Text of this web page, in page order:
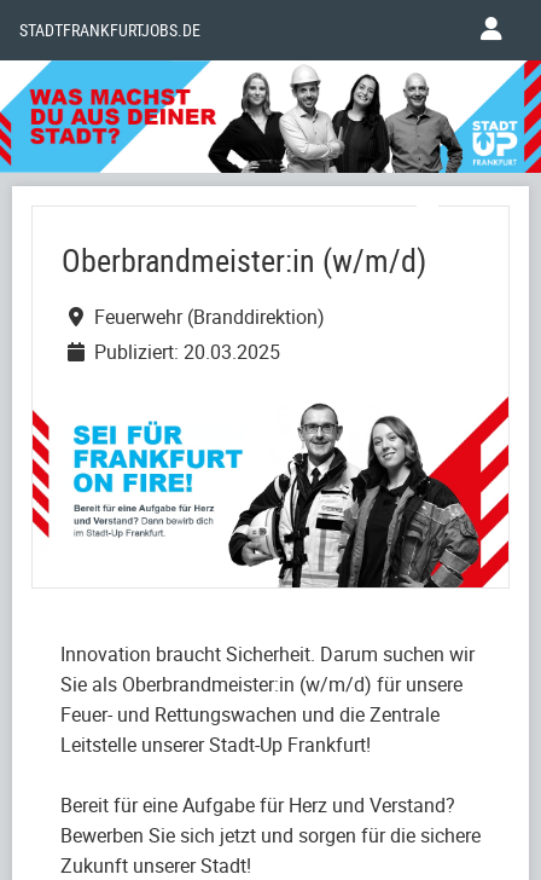
STADTFRANKFURTJOBS.DE
Oberbrandmeister:in (w/m/d)
Feuerwehr (Branddirektion)
Publiziert: 20.03.2025
Innovation braucht Sicherheit. Darum suchen wir
Sie als Oberbrandmeister:in (w/m/d) für unsere
Feuer- und Rettungswachen und die Zentrale
Leitstelle unserer Stadt-Up Frankfurt!
Bereit für eine Aufgabe für Herz und Verstand?
Bewerben Sie sich jetzt und sorgen für die sichere
Zukunft unserer Stadt!